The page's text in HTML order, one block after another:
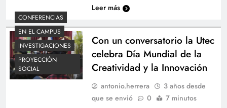
Leer más
CONFERENCIAS
EN EL CAMPUS
INVESTIGACIONES
PROYECCIÓN
SOCIAL
Con un conversatorio la Utec
celebra Día Mundial de la
Creatividad y la Innovación
antonio.herrera
3 años desde
que se envió
0 7 minutos